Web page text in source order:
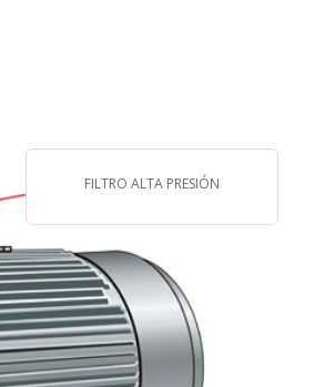
FILTRO ALTA PRESIÓN